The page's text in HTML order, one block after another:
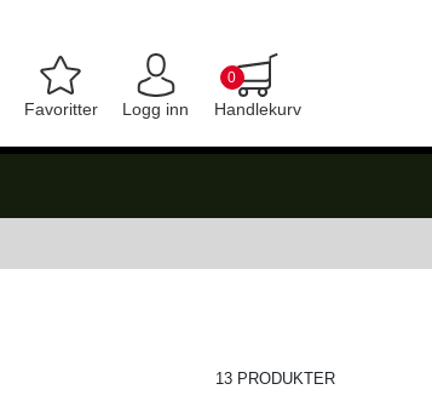
Favoritter Logg inn Handlekurv
0
13 PRODUKTER